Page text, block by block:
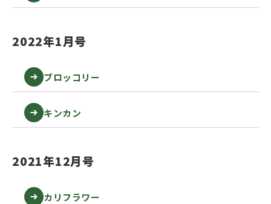
2022年1月号
ブロッコリー
キンカン
2021年12月号
カリフラワー